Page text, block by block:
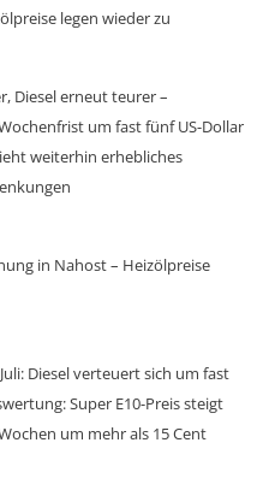
legen wieder zu
Diesel erneut teurer –
um fast fünf US-Dollar
weiterhin erhebliches
in Nahost – Heizölpreise
Diesel verteuert sich um fast
Super E10-Preis steigt
um mehr als 15 Cent